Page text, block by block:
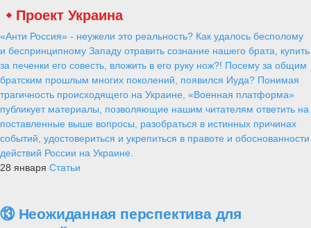
Проект Украина
«Анти Россия» - неужели это реальность? Как удалось бесполому
и беспринципному Западу отравить сознание нашего брата, купить
за печенки его совесть, вложить в его руку нож?! Посему за общим
братским прошлым многих поколений, появился Иуда? Понимая
трагичность происходящего на Украине, «Военная платформа»
публикует материалы, позволяющие нашим читателям ответить на
поставленные выше вопросы, разобраться в истинных причинах
событий, удостовериться и укрепиться в правоте и обоснованности
действий России на Украине.
28 января Статьи
⑬ Неожиданная перспектива для